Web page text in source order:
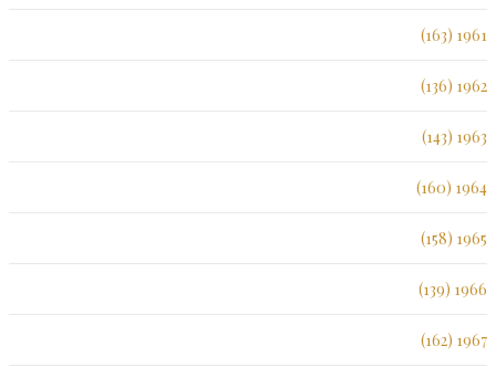
1961 (163)
1962 (136)
1963 (143)
1964 (160)
1965 (158)
1966 (139)
1967 (162)